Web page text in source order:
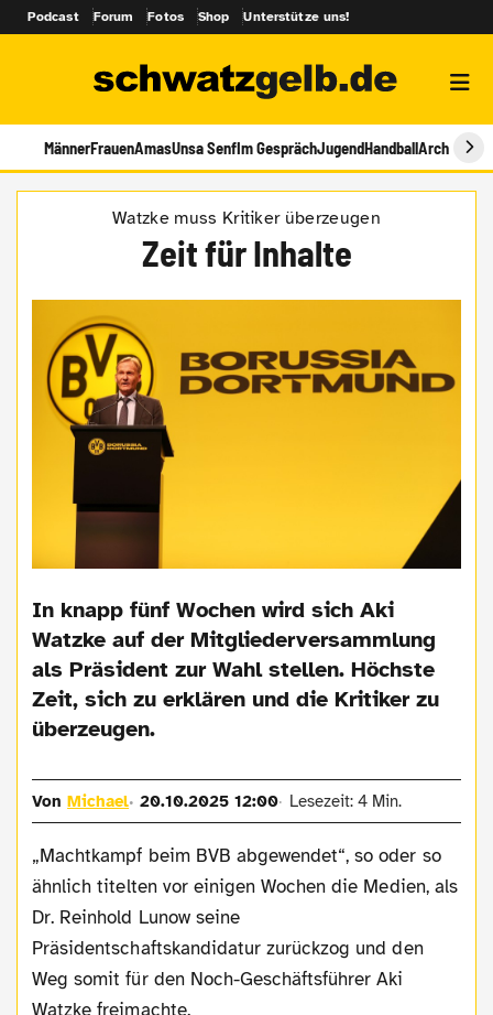
Podcast Forum Fotos Shop Unterstütze uns!
MännerFrauenAmasUnsa SenfIm GesprächJugendHandballArchiv
Watzke muss Kritiker überzeugen
Zeit für Inhalte
In knapp fünf Wochen wird sich Aki
Watzke auf der Mitgliederversammlung
als Präsident zur Wahl stellen. Höchste
Zeit, sich zu erklären und die Kritiker zu
überzeugen.
VonMichael 20.10.2025 12:00 Lesezeit: 4 Min.
„Machtkampf beim BVB abgewendet“, so oder so
ähnlich titelten vor einigen Wochen die Medien, als
Dr. Reinhold Lunow seine
Präsidentschaftskandidatur zurückzog und den
Weg somit für den Noch-Geschäftsführer Aki